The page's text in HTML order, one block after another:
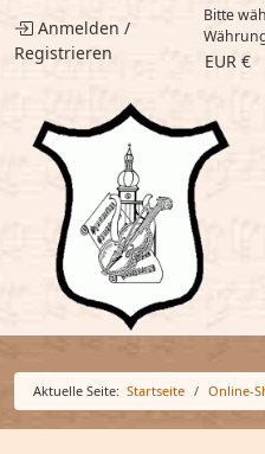
Anmelden /
Registrieren
Bitte
EUR €
Aktuelle Seite: Startseite Online-